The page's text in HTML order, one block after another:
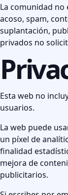
La comunidad
acoso, spam,
suplantación,
privados no
Esta web no
usuarios.
La web puede
un píxel de
finalidad
mejora de
publicitarios.